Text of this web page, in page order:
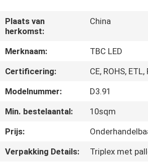
ONGEVEER
ONS
FABRIEKSREIS
KWALITEITSCONTROLE
NIEUWS
Plaats van
herkomst:
China
Merknaam:
TBC LED
Certificering:
CE, ROHS, ETL,
Modelnummer:
D3.91
Min. bestelaantal:
10sqm
Prijs:
Verpakking Details:
Triplex met